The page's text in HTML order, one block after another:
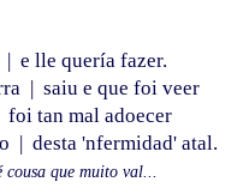
| e lle quería fazer.
| saiu e que foi veer
foi tan mal adoecer
| desta 'nfermidad' atal.
cousa que muito val...